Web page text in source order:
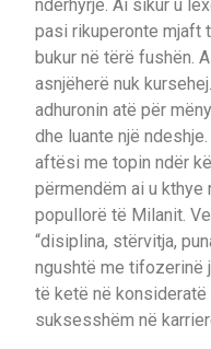
ndërhyrje. Ai sikur u
pasi rikuperonte mjaft
bukur në tërë fushën.
asnjëherë nuk
adhuronin atë për
dhe luante një
aftësi me topin ndër
përmendëm ai u kthye
popullorë të Milanit.
“disiplina, stërvitja,
ngushtë me tifozerinë
të ketë në
suksesshëm në